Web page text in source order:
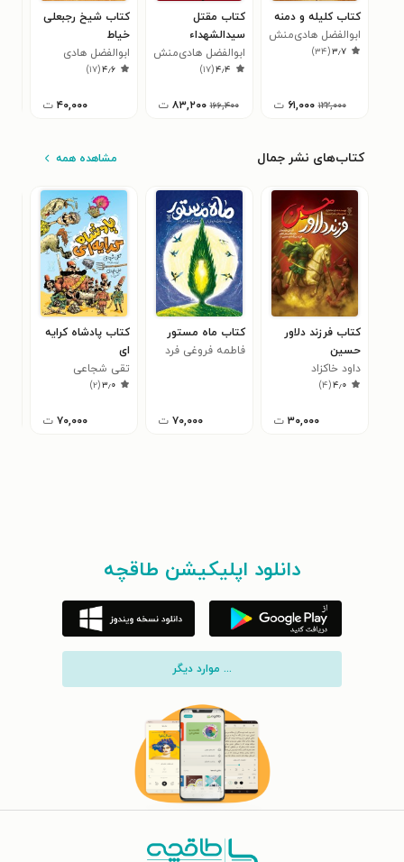
کتاب کلیله و دمنه
ابوالفضل هادی‌منش
۳٫۷(۳۴)
۱۲۲,۰۰۰ ۶۱,۰۰۰ ت
کتاب مقتل
سیدالشهداء
ابوالفضل هادی‌منش
۴٫۴(۱۷)
۱۶۶,۴۰۰ ۸۳,۲۰۰ ت
کتاب شیخ رجبعلی
خیاط
ابوالفضل هادی
منش
۴٫۶(۱۷)
۴۰,۰۰۰ ت
کتاب‌های نشر جمال مشاهده همه
کتاب فرزند دلاور
حسین
داود خاکزاد
۴٫۰(۴)
۳۰,۰۰۰ ت
کتاب ماه مستور
فاطمه فروغی فرد
۷۰,۰۰۰ ت
کتاب پادشاه کرایه
ای
تقی شجاعی
۳٫۰(۲)
۷۰,۰۰۰ ت
دانلود اپلیکیشن طاقچه
... موارد دیگر